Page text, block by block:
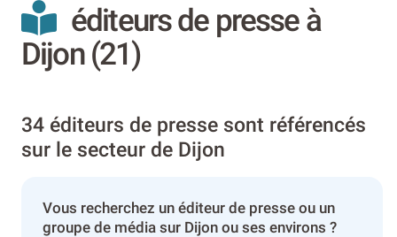
éditeurs de presse à
Dijon (21)
34 éditeurs de presse sont référencés
sur le secteur de Dijon
Vous recherchez un éditeur de presse ou un
groupe de média sur Dijon ou ses environs ?